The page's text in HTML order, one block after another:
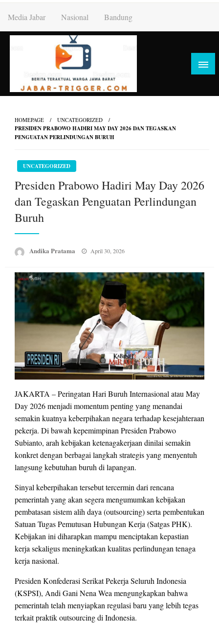
content
Media Jabar Nasional Bandung
HOMEPAGE UNCATEGORIZED
PRESIDEN PRABOWO HADIRI MAY DAY 2026 DAN TEGASKAN
PENGUATAN PERLINDUNGAN BURUH
UNCATEGORIZED
Presiden Prabowo Hadiri May Day 2026
dan Tegaskan Penguatan Perlindungan
Buruh
Andika Pratama
Posted
April 30, 2026
JAKARTA – Peringatan Hari Buruh Internasional atau May
Day 2026 menjadi momentum penting yang menandai
semakin kuatnya keberpihakan negara terhadap kesejahteraan
pekerja. Di bawah kepemimpinan Presiden Prabowo
Subianto, arah kebijakan ketenagakerjaan dinilai semakin
konkret dengan berbagai langkah strategis yang menyentuh
langsung kebutuhan buruh di lapangan.
Sinyal keberpihakan tersebut tercermin dari rencana
pemerintah yang akan segera mengumumkan kebijakan
pembatasan sistem alih daya (outsourcing) serta pembentukan
Satuan Tugas Pemutusan Hubungan Kerja (Satgas PHK).
Kebijakan ini diharapkan mampu menciptakan kepastian
kerja sekaligus meningkatkan kualitas perlindungan tenaga
kerja nasional.
Presiden Konfederasi Serikat Pekerja Seluruh Indonesia
(KSPSI), Andi Gani Nena Wea mengungkapkan bahwa
pemerintah telah menyiapkan regulasi baru yang lebih tegas
terkait praktik outsourcing di Indonesia.